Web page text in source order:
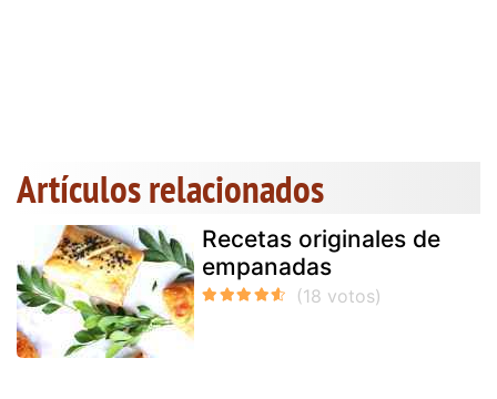
Artículos relacionados
Recetas originales de
empanadas